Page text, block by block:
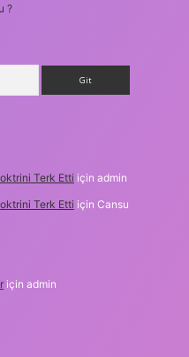
?
Terk Etti için admin
Terk Etti için Cansu
için admin